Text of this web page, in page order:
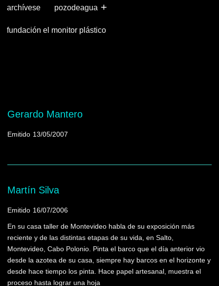
archívese +
pozodeagua
fundación el monitor plástico
Gerardo Mantero
Emitido 13/05/2007
Martín Silva
Emitido 16/07/2006
En su casa taller de Montevideo habla de su exposición más
reciente y de las distintas etapas de su vida, en Salto,
Montevideo, Cabo Polonio. Pinta el barco que el día anterior vio
desde la azotea de su casa, siempre hay barcos en el horizonte y
desde hace tiempo los pinta. Hace papel artesanal, muestra el
proceso hasta lograr una hoja